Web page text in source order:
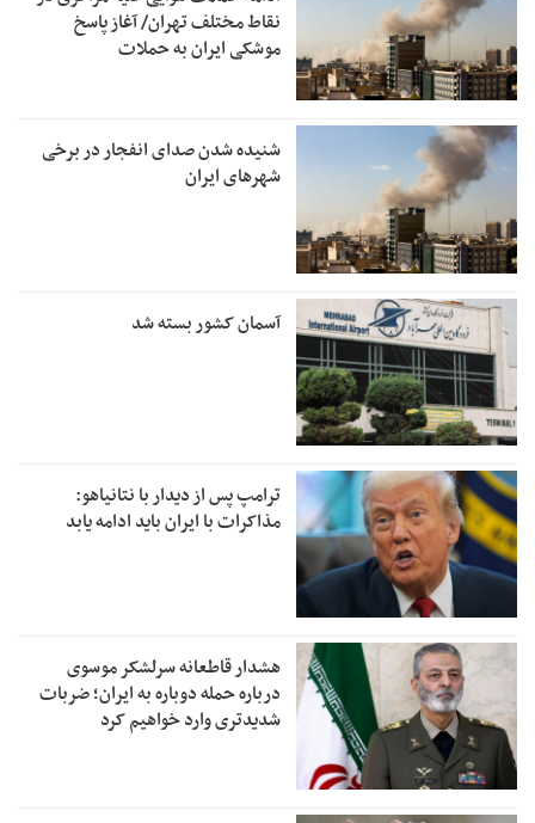
نقاط مختلف تهران/ آغاز پاسخ
موشکی ایران به حملات
شنیده شدن صدای انفجار در برخی
شهرهای ایران
آسمان کشور بسته شد
ترامپ پس از دیدار با نتانیاهو:
مذاکرات با ایران باید ادامه یابد
هشدار قاطعانه سرلشکر موسوی
درباره حمله دوباره به ایران؛ ضربات
شدیدتری وارد خواهیم کرد